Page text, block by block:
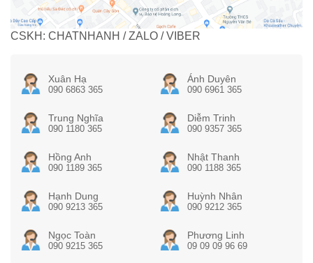
CSKH: CHATNHANH / ZALO / VIBER
Xuân Hạ
090 6863 365
Ánh Duyên
090 6961 365
Trung Nghĩa
090 1180 365
Diễm Trinh
090 9357 365
Hồng Anh
090 1189 365
Nhật Thanh
090 1188 365
Hạnh Dung
090 9213 365
Huỳnh Nhân
090 9212 365
Ngọc Toàn
090 9215 365
Phương Linh
09 09 09 96 69